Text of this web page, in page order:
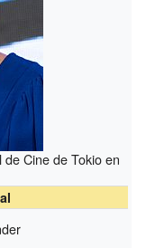
Cine de Tokio en